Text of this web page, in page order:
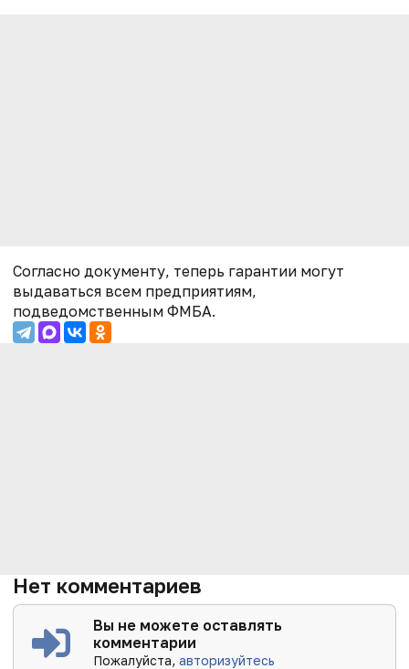
Согласно документу, теперь гарантии могут
выдаваться всем предприятиям,
подведомственным ФМБА.
Нет комментариев
Вы не можете оставлять
комментарии
Пожалуйста,авторизуйтесь